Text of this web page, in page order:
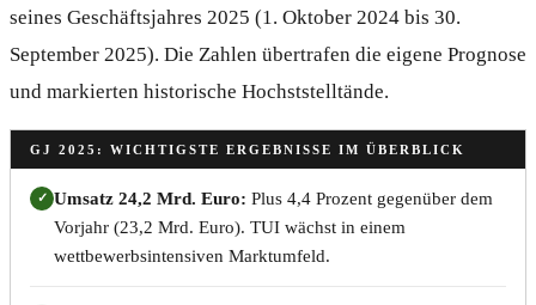
seines Geschäftsjahres 2025 (1. Oktober 2024 bis 30.
September 2025). Die Zahlen übertrafen die eigene Prognose
und markierten historische Hochststelltände.
GJ 2025: WICHTIGSTE ERGEBNISSE IM ÜBERBLICK
✓ Umsatz 24,2 Mrd. Euro: Plus 4,4 Prozent gegenüber dem
Vorjahr (23,2 Mrd. Euro). TUI wächst in einem
wettbewerbsintensiven Marktumfeld.